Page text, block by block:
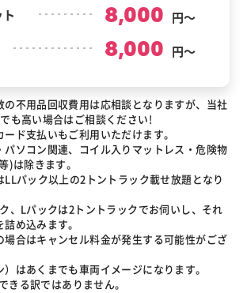
8,000 円～
8,000 円～
不用品回収費用は応相談となりますが、当社
も高い場合はご相談ください!
ド支払いもご利用いただけます。
ソコン関連、コイル入りマットレス・危険物
)は除きます。
パック以上の2トントラック載せ放題となり
、Lパックは2トントラックでお伺いし、それ
め込みます。
合はキャンセル料金が発生する可能性がござ
はあくまでも車両イメージになります。
きる訳ではありません。